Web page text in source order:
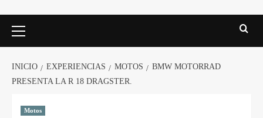
INICIO EXPERIENCIAS MOTOS
BMW MOTORRAD
PRESENTA LA R 18 DRAGSTER.
Motos